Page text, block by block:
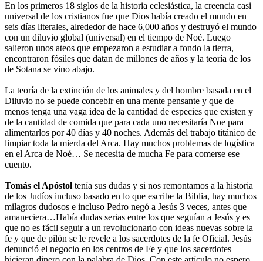
En los primeros 18 siglos de la historia eclesiástica, la creencia casi
universal de los cristianos fue que Dios había creado el mundo en
seis días literales, alrededor de hace 6,000 años y destruyó el mundo
con un diluvio global (universal) en el tiempo de Noé. Luego
salieron unos ateos que empezaron a estudiar a fondo la tierra,
encontraron fósiles que datan de millones de años y la teoría de los
de Sotana se vino abajo.
La teoría de la extinción de los animales y del hombre basada en el
Diluvio no se puede concebir en una mente pensante y que de
menos tenga una vaga idea de la cantidad de especies que existen y
de la cantidad de comida que para cada uno necesitaría Noe para
alimentarlos por 40 días y 40 noches. Además del trabajo titánico de
limpiar toda la mierda del Arca. Hay muchos problemas de logística
en el Arca de Noé… Se necesita de mucha Fe para comerse ese
cuento.
Tomás el Apóstol tenía sus dudas y si nos remontamos a la historia
de los Judíos incluso basado en lo que escribe la Biblia, hay muchos
milagros dudosos e incluso Pedro negó a Jesús 3 veces, antes que
amaneciera…Había dudas serias entre los que seguían a Jesús y es
que no es fácil seguir a un revolucionario con ideas nuevas sobre la
fe y que de pilón se le revele a los sacerdotes de la fe Oficial. Jesús
denunció el negocio en los centros de Fe y que los sacerdotes